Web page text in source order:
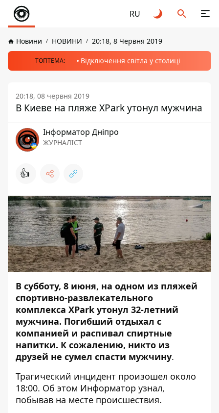
RU
Новини НОВИНИ 20:18, 8 Червня 2019
ТОПТЕМА: Відключення світла у столиці
20:18, 08 червня 2019
В Киеве на пляже XPark утонул мужчина
Інформатор Дніпро
ЖУРНАЛІСТ
👍
В субботу, 8 июня, на одном из пляжей
спортивно-развлекательного
комплекса XPark утонул 32-летний
мужчина. Погибший отдыхал с
компанией и распивал спиртные
напитки. К сожалению, никто из
друзей не сумел спасти мужчину.
Трагический инцидент произошел около
18:00. Об этом Информатор узнал,
побывав на месте происшествия.